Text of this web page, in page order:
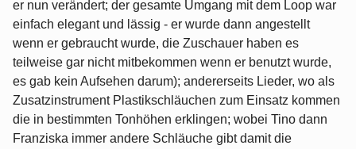
er nun verändert; der gesamte Umgang mit dem Loop war
einfach elegant und lässig - er wurde dann angestellt
wenn er gebraucht wurde, die Zuschauer haben es
teilweise gar nicht mitbekommen wenn er benutzt wurde,
es gab kein Aufsehen darum); andererseits Lieder, wo als
Zusatzinstrument Plastikschläuchen zum Einsatz kommen
die in bestimmten Tonhöhen erklingen; wobei Tino dann
Franziska immer andere Schläuche gibt damit die